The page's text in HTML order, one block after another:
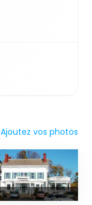
Ajoutez vos photos